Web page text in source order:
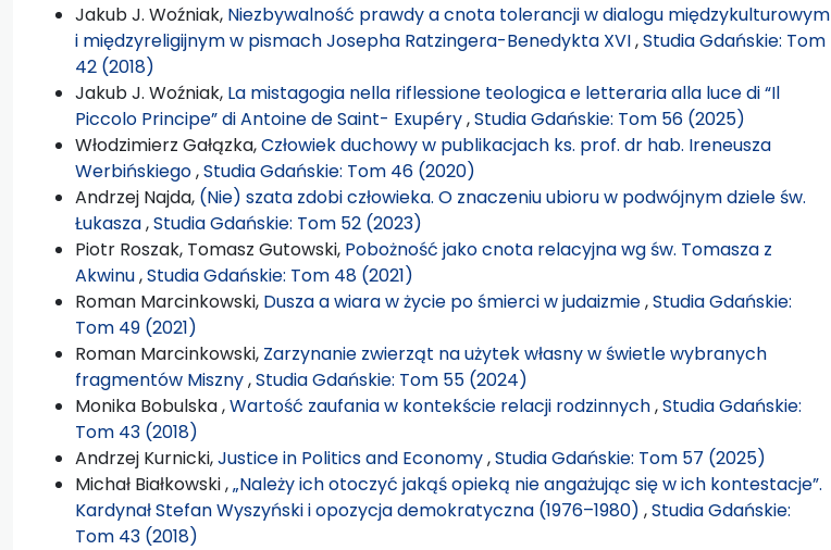
Jakub J. Woźniak, Niezbywalność prawdy a cnota tolerancji w dialogu międzykulturowym
i międzyreligijnym w pismach Josepha Ratzingera-Benedykta XVI,Studia Gdańskie: Tom
42 (2018)
Jakub J. Woźniak, La mistagogia nella riflessione teologica e letteraria alla luce di “Il
Piccolo Principe” di Antoine de Saint- Exupéry,Studia Gdańskie: Tom 56 (2025)
Włodzimierz Gałązka,Człowiek duchowy w publikacjach ks. prof. dr hab. Ireneusza
Werbińskiego,Studia Gdańskie: Tom 46 (2020)
Andrzej Najda, (Nie) szata zdobi człowieka. O znaczeniu ubioru w podwójnym dziele św.
Łukasza,Studia Gdańskie: Tom 52 (2023)
Piotr Roszak, Tomasz Gutowski, Pobożność jako cnota relacyjna wg św. Tomasza z
Akwinu,Studia Gdańskie: Tom 48 (2021)
Roman Marcinkowski, Dusza a wiara w życie po śmierci w judaizmie,Studia Gdańskie:
Tom 49 (2021)
Roman Marcinkowski, Zarzynanie zwierząt na użytek własny w świetle wybranych
fragmentów Miszny,Studia Gdańskie: Tom 55 (2024)
Monika Bobulska ,Wartość zaufania w kontekście relacji rodzinnych,Studia Gdańskie:
Tom 43 (2018)
Andrzej Kurnicki,Justice in Politics and Economy,Studia Gdańskie: Tom 57 (2025)
Michał Białkowski ,„Należy ich otoczyć jakąś opieką nie angażując się w ich kontestacje”.
Kardynał Stefan Wyszyński i opozycja demokratyczna (1976–1980) ,Studia Gdańskie:
Tom 43 (2018)